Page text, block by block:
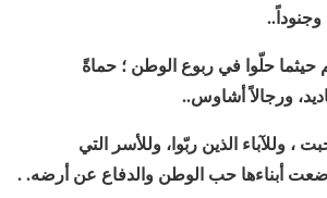
..
حيثما حلّوا في ربوع الوطن ؛ حماةً
ورجالاً أشاوس..
، وللآباء الذين ربّوا، وللأسر التي
أبناءها حب الوطن والدفاع عن أرضه.
.